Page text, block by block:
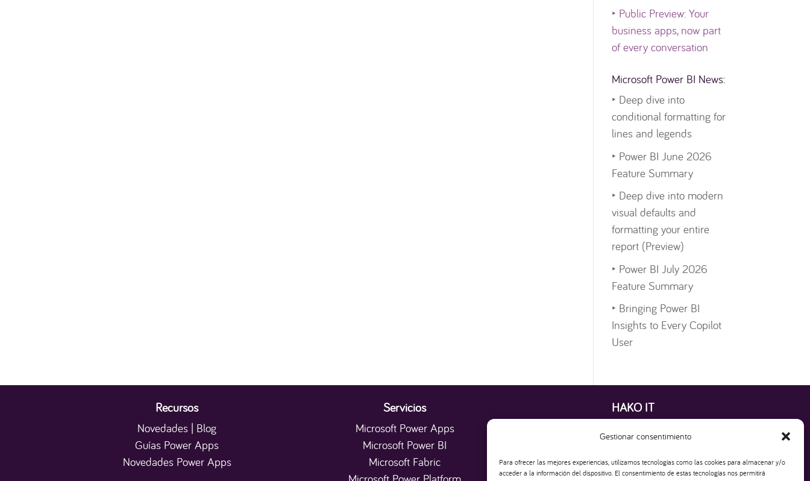
Gestionar consentimiento
Para ofrecer las mejores experiencias, utilizamos tecnologías como las cookies para almacenar y/o
acceder a la información del dispositivo. El consentimiento de estas tecnologías nos permitirá
‣ Public Preview: Your
business apps, now part
of every conversation
Microsoft Power BI News:
‣ Deep dive into
conditional formatting for
lines and legends
‣ Power BI June 2026
Feature Summary
‣ Deep dive into modern
visual defaults and
formatting your entire
report (Preview)
‣ Power BI July 2026
Feature Summary
‣ Bringing Power BI
Insights to Every Copilot
User
Recursos
Novedades | Blog
Guías Power Apps
Novedades Power Apps
Servicios
Microsoft Power Apps
Microsoft Power BI
Microsoft Fabric
HAKO IT
Creamos Apps, Dashboards y Sitios Web que